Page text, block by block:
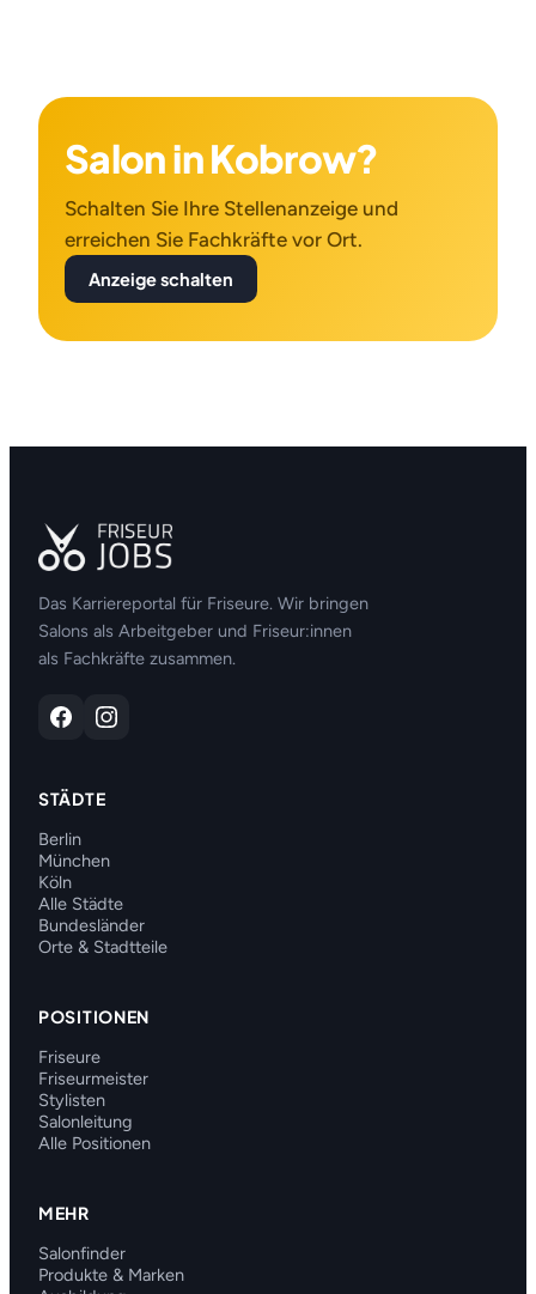
Salon in Kobrow?
Schalten Sie Ihre Stellenanzeige und
erreichen Sie Fachkräfte vor Ort.
Anzeige schalten
Das Karriereportal für Friseure. Wir bringen
Salons als Arbeitgeber und Friseur:innen
als Fachkräfte zusammen.
STÄDTE
Berlin
München
Köln
Alle Städte
Bundesländer
Orte & Stadtteile
POSITIONEN
Friseure
Friseurmeister
Stylisten
Salonleitung
Alle Positionen
MEHR
Salonfinder
Produkte & Marken